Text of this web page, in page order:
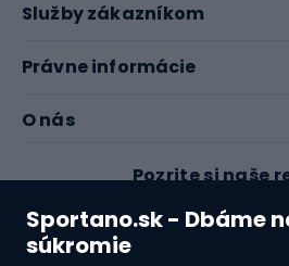
Sportano.sk - Dbáme
súkromie
Služby zákazníkom
Právne informácie
O nás
Pozrite si naše
4.7